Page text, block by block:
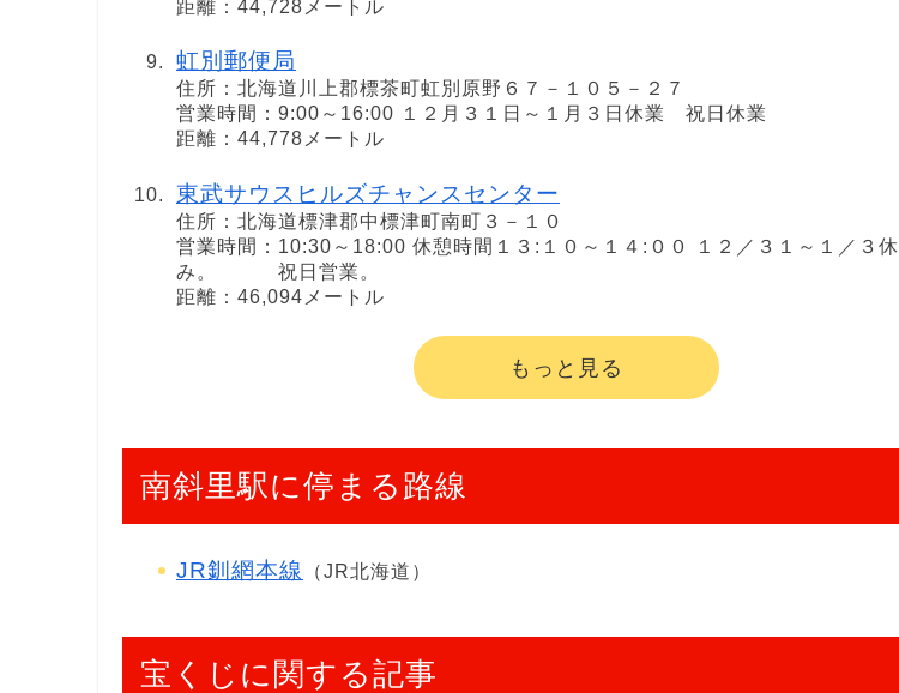
距離：44,728メートル
虹別郵便局
住所：北海道川上郡標茶町虹別原野６７－１０５－２７
営業時間：9:00～16:00 １２月３１日～１月３日休業 祝日休業
距離：44,778メートル
東武サウスヒルズチャンスセンター
住所：北海道標津郡中標津町南町３－１０
営業時間：10:30～18:00 休憩時間１３:１０～１４:００ １２／３１～１／３休
み。 祝日営業。
距離：46,094メートル
もっと見る
南斜里駅に停まる路線
JR釧網本線 （JR北海道）
宝くじに関する記事